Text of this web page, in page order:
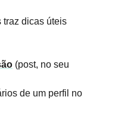
traz dicas úteis
(post, no seu
de um perfil no